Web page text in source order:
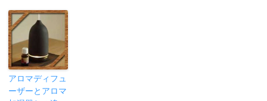
アロマディフュ
ーザーとアロマ